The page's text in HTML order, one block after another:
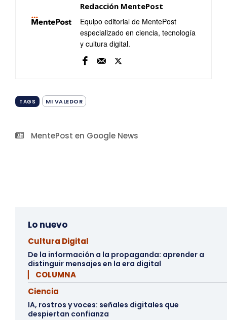
Redacción MentePost
Equipo editorial de MentePost
especializado en ciencia, tecnología
y cultura digital.
TAGS MI VALEDOR
MentePost en Google News
Lo nuevo
Cultura Digital
De la información a la propaganda: aprender a
distinguir mensajes en la era digital
▏ COLUMNA
Ciencia
IA, rostros y voces: señales digitales que
despiertan confianza